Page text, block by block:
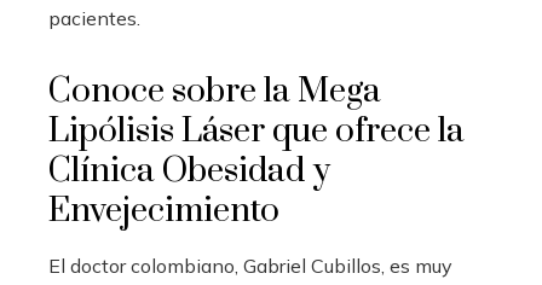
pacientes.
Conoce sobre la Mega
Lipólisis Láser que ofrece la
Clínica Obesidad y
Envejecimiento
El doctor colombiano, Gabriel Cubillos, es muy